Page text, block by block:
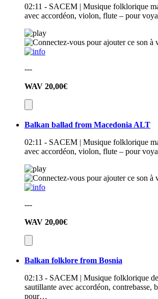
02:11 - SACEM | Musique folklorique
avec accordéon, violon, flute – pour
---
WAV 20,00€
Balkan ballad from Macedonia ALT
02:11 - SACEM | Musique folklorique
avec accordéon, violon, flute – pour
---
WAV 20,00€
Balkan folklore from Bosnia
02:13 - SACEM | Musique folklorique
sautillante avec accordéon, contrebasse,
pour…